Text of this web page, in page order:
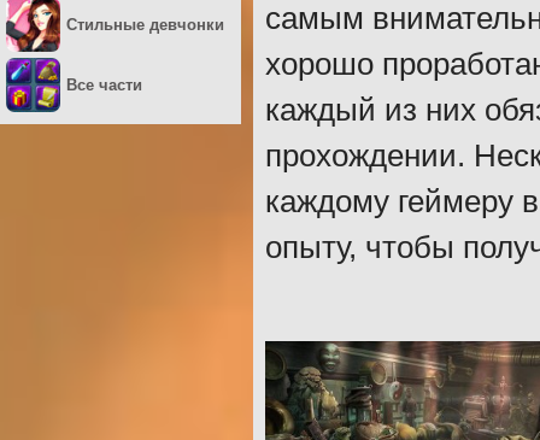
самым
хорошо
каждый из них
прохождении.
каждому геймеру
опыту, чтобы
Стильные девчонки
Все части